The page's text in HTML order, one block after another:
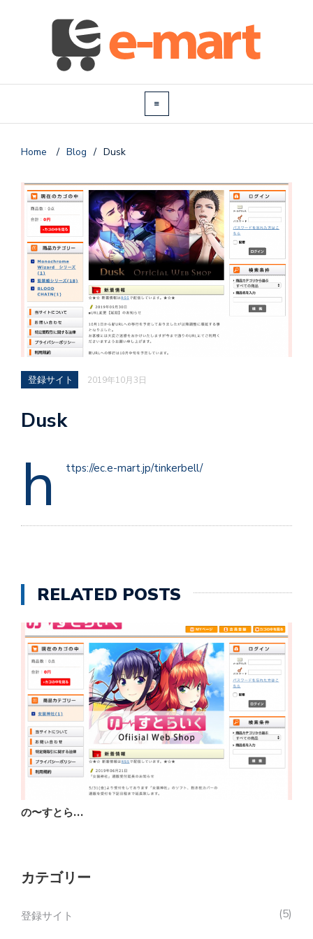
Home / Blog / Dusk
登録サイト 2019年10月3日
Dusk
h ttps://ec.e-mart.jp/tinkerbell/
RELATED POSTS
の〜すとら…
カテゴリー
登録サイト 5